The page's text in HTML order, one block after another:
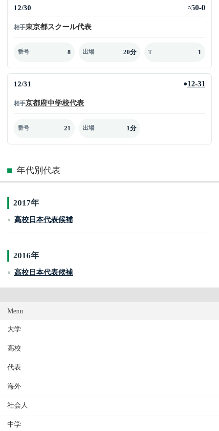
12/30 ○50-0
相手東京都スクール代表
番号 8 出場 20分 T 1
12/31 ●12-31
相手京都府中学校代表
番号 21 出場 1分
年代別代表
2017年
高校日本代表候補
2016年
高校日本代表候補
Menu
大学
高校
代表
海外
社会人
中学